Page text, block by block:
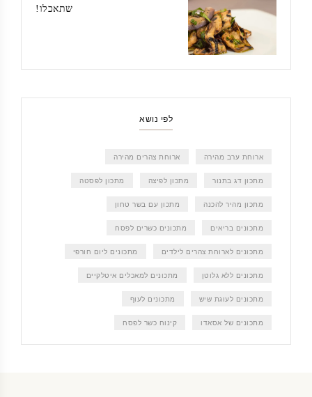
שתאכלו!
לפי נושא
ארוחת ערב מהירה ארוחת צהרים מהירה
מתכון דג בתנור מתכון לפיצה מתכון לפסטה
מתכון מהיר להכנה מתכון עם בשר טחון
מתכונים בריאים מתכונים כשרים לפסח
מתכונים לארוחת צהרים לילדים מתכונים ליום חורפי
מתכונים ללא גלוטן מתכונים למאכלים איטלקיים
מתכונים לעוגת שיש מתכונים לעוף
מתכונים של אסאדו קינוח כשר לפסח